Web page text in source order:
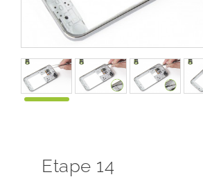
Etape 14